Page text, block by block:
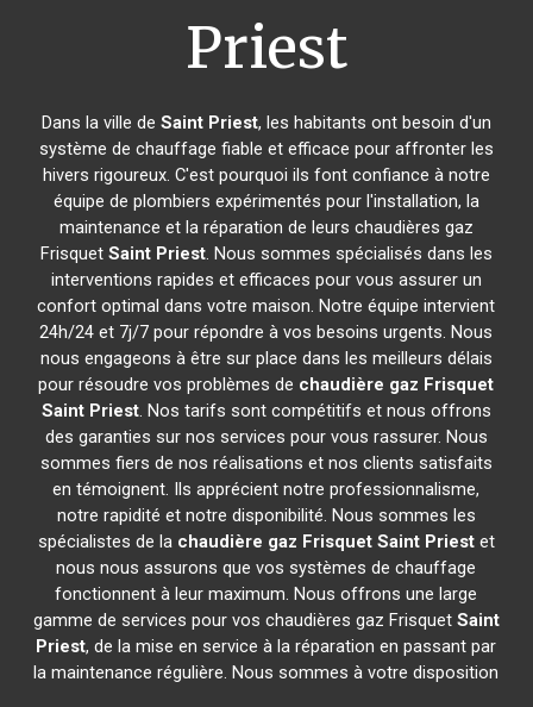
Priest
Dans la ville de Saint Priest, les habitants ont besoin d'un
système de chauffage fiable et efficace pour affronter les
hivers rigoureux. C'est pourquoi ils font confiance à notre
équipe de plombiers expérimentés pour l'installation, la
maintenance et la réparation de leurs chaudières gaz
Frisquet Saint Priest. Nous sommes spécialisés dans les
interventions rapides et efficaces pour vous assurer un
confort optimal dans votre maison. Notre équipe intervient
24h/24 et 7j/7 pour répondre à vos besoins urgents. Nous
nous engageons à être sur place dans les meilleurs délais
pour résoudre vos problèmes de chaudière gaz Frisquet
Saint Priest. Nos tarifs sont compétitifs et nous offrons
des garanties sur nos services pour vous rassurer. Nous
sommes fiers de nos réalisations et nos clients satisfaits
en témoignent. Ils apprécient notre professionnalisme,
notre rapidité et notre disponibilité. Nous sommes les
spécialistes de la chaudière gaz Frisquet Saint Priestet
nous nous assurons que vos systèmes de chauffage
fonctionnent à leur maximum. Nous offrons une large
gamme de services pour vos chaudières gaz Frisquet Saint
Priest, de la mise en service à la réparation en passant par
la maintenance régulière. Nous sommes à votre disposition